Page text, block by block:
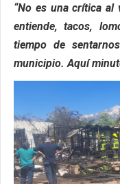
“No es una crítica al
entiende, tacos,
tiempo de
municipio. Aquí